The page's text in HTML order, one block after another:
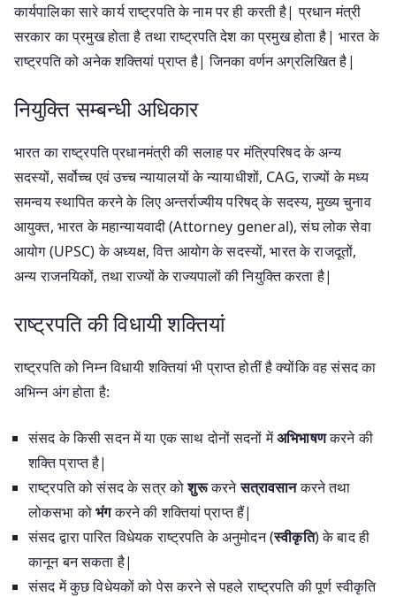
कार्यपालिका सारे कार्य राष्ट्रपति के नाम पर ही करती है| प्रधान मंत्री
सरकार का प्रमुख होता है तथा राष्ट्रपति देश का प्रमुख होता है| भारत के
राष्ट्रपति को अनेक शक्तियां प्राप्त है| जिनका वर्णन अग्रलिखित है|
नियुक्ति सम्बन्धी अधिकार
भारत का राष्ट्रपति प्रधानमंत्री की सलाह पर मंत्रिपरिषद के अन्य
सदस्यों, सर्वोच्च एवं उच्च न्यायालयों के न्यायाधीशों, CAG, राज्यों के मध्य
समन्वय स्थापित करने के लिए अन्तर्राज्यीय परिषद् के सदस्य, मुख्य चुनाव
आयुक्त, भारत के महान्यायवादी (Attorney general), संघ लोक सेवा
आयोग (UPSC) के अध्यक्ष, वित्त आयोग के सदस्यों, भारत के राजदूतों,
अन्य राजनयिकों, तथा राज्यों के राज्यपालों की नियुक्ति करता है|
राष्ट्रपति की विधायी शक्तियां
राष्ट्रपति को निम्न विधायी शक्तियां भी प्राप्त होतीं है क्योंकि वह संसद का
अभिन्न अंग होता है:
संसद के किसी सदन में या एक साथ दोनों सदनों मेंअभिभाषणकरने की
शक्ति प्राप्त है|
राष्ट्रपति को संसद के सत्र कोशुरूकरनेसत्रावसानकरने तथा
लोकसभा कोभंगकरने की शक्तियां प्राप्त हैं|
संसद द्वारा पारित विधेयक राष्ट्रपति के अनुमोदन (स्वीकृति) के बाद ही
कानून बन सकता है|
संसद में कुछ विधेयकों को पेस करने से पहले राष्ट्रपति की पूर्ण स्वीकृति